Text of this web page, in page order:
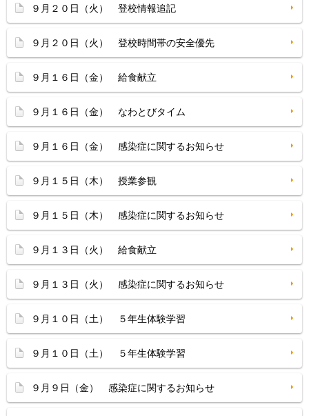
９月２０日（火） 登校情報追記
９月２０日（火） 登校時間帯の安全優先
９月１６日（金） 給食献立
９月１６日（金） なわとびタイム
９月１６日（金） 感染症に関するお知らせ
９月１５日（木） 授業参観
９月１５日（木） 感染症に関するお知らせ
９月１３日（火） 給食献立
９月１３日（火） 感染症に関するお知らせ
９月１０日（土） ５年生体験学習
９月１０日（土） ５年生体験学習
９月９日（金） 感染症に関するお知らせ